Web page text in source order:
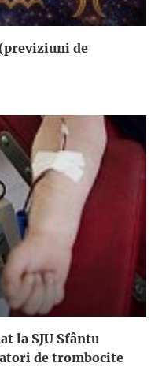
de
la SJU Sfântu
de trombocite